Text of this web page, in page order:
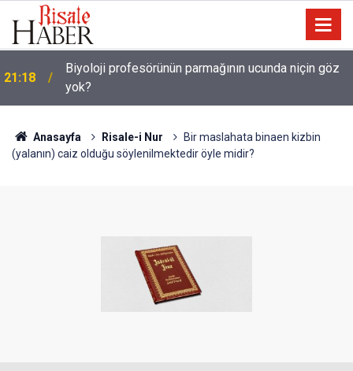
21:18
Biyoloji profesörünün parmağının ucunda niçin göz
yok?
Anasayfa Risale-i Nur
Bir maslahata binaen kizbin
(yalanın) caiz olduğu söylenilmektedir öyle midir?